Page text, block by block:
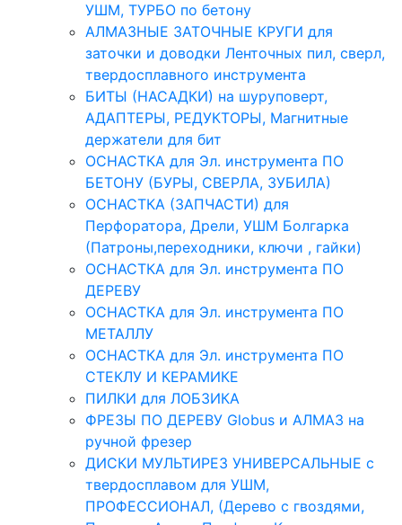
УШМ, ТУРБО по бетону
АЛМАЗНЫЕ ЗАТОЧНЫЕ КРУГИ для
заточки и доводки Ленточных пил, сверл,
твердосплавного инструмента
БИТЫ (НАСАДКИ) на шуруповерт,
АДАПТЕРЫ, РЕДУКТОРЫ, Магнитные
держатели для бит
ОСНАСТКА для Эл. инструмента ПО
БЕТОНУ (БУРЫ, СВЕРЛА, ЗУБИЛА)
ОСНАСТКА (ЗАПЧАСТИ) для
Перфоратора, Дрели, УШМ Болгарка
(Патроны,переходники, ключи , гайки)
ОСНАСТКА для Эл. инструмента ПО
ДЕРЕВУ
ОСНАСТКА для Эл. инструмента ПО
МЕТАЛЛУ
ОСНАСТКА для Эл. инструмента ПО
СТЕКЛУ И КЕРАМИКЕ
ПИЛКИ для ЛОБЗИКА
ФРЕЗЫ ПО ДЕРЕВУ Globus и АЛМАЗ на
ручной фрезер
ДИСКИ МУЛЬТИРЕЗ УНИВЕРСАЛЬНЫЕ с
твердосплавом для УШМ,
ПРОФЕССИОНАЛ, (Дерево с гвоздями,